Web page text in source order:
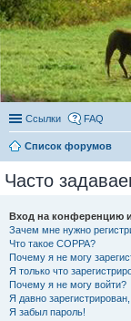
Ссылки FAQ
Список форумов
Часто
Вход на конференцию
Зачем мне нужно
Что такое COPPA?
Почему я не могу
Я только что
Почему я не могу войти?
Я давно
Я забыл пароль!